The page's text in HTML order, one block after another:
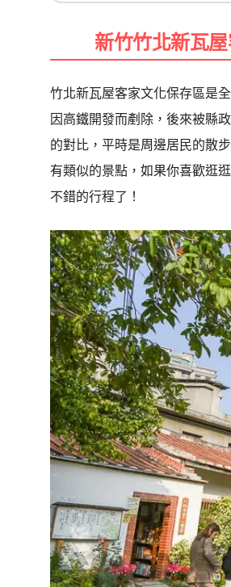
新竹竹北新瓦
竹北新瓦屋客家文化保存區是
因高鐵開發而剷除，後來被縣
的對比，平時是周邊居民的散
有類似的景點，如果你喜歡逛
不錯的行程了！